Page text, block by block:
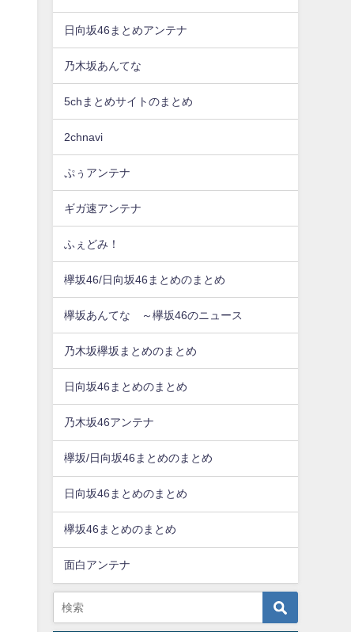
日向坂46まとめアンテナ
乃木坂あんてな
5chまとめサイトのまとめ
2chnavi
ぷぅアンテナ
ギガ速アンテナ
ふぇどみ！
欅坂46/日向坂46まとめのまとめ
欅坂あんてな ～欅坂46のニュース
乃木坂欅坂まとめのまとめ
日向坂46まとめのまとめ
乃木坂46アンテナ
欅坂/日向坂46まとめのまとめ
日向坂46まとめのまとめ
欅坂46まとめのまとめ
面白アンテナ